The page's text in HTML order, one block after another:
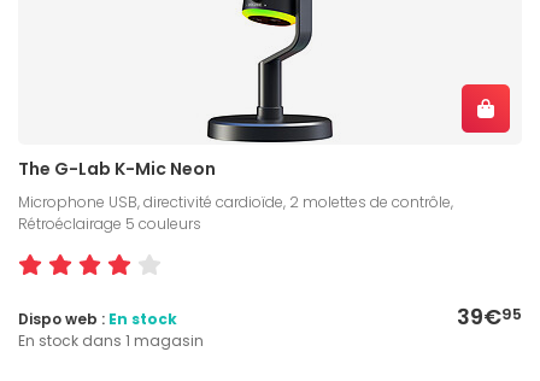
The G-Lab K-Mic Neon
Microphone USB, directivité cardioïde, 2 molettes de contrôle,
Rétroéclairage 5 couleurs
39€95
Dispo web : En stock
En stock dans 1 magasin